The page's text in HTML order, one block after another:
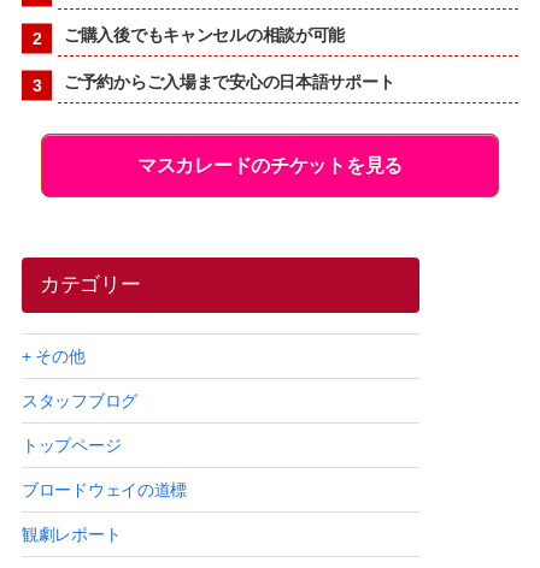
ご購入後でもキャンセルの相談が可能
ご予約からご入場まで安心の日本語サポート
マスカレードのチケットを見る
カテゴリー
+ その他
スタッフブログ
トップページ
ブロードウェイの道標
観劇レポート